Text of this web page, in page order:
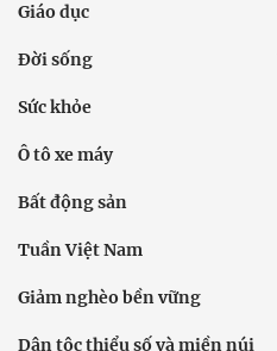
Giáo dục
Đời sống
Sức khỏe
Ô tô xe máy
Bất động sản
Tuần Việt Nam
Giảm nghèo bền vững
Dân tộc thiểu số và miền núi